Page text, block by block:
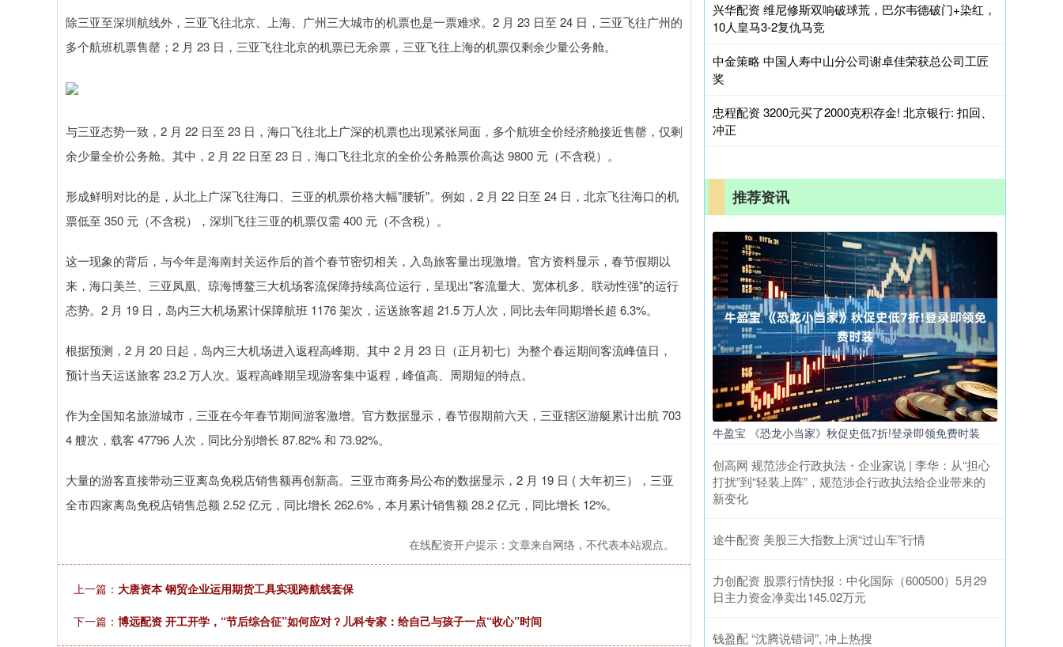
除三亚至深圳航线外，三亚飞往北京、上海、广州三大城市的机票也是一票难求。2 月 23 日至 24 日，三亚飞往广州的
多个航班机票售罄；2 月 23 日，三亚飞往北京的机票已无余票，三亚飞往上海的机票仅剩余少量公务舱。
与三亚态势一致，2 月 22 日至 23 日，海口飞往北上广深的机票也出现紧张局面，多个航班全价经济舱接近售罄，仅剩
余少量全价公务舱。其中，2 月 22 日至 23 日，海口飞往北京的全价公务舱票价高达 9800 元（不含税）。
形成鲜明对比的是，从北上广深飞往海口、三亚的机票价格大幅"腰斩"。例如，2 月 22 日至 24 日，北京飞往海口的机
票低至 350 元（不含税），深圳飞往三亚的机票仅需 400 元（不含税）。
这一现象的背后，与今年是海南封关运作后的首个春节密切相关，入岛旅客量出现激增。官方资料显示，春节假期以
来，海口美兰、三亚凤凰、琼海博鳌三大机场客流保障持续高位运行，呈现出"客流量大、宽体机多、联动性强"的运行
态势。2 月 19 日，岛内三大机场累计保障航班 1176 架次，运送旅客超 21.5 万人次，同比去年同期增长超 6.3%。
根据预测，2 月 20 日起，岛内三大机场进入返程高峰期。其中 2 月 23 日（正月初七）为整个春运期间客流峰值日，
预计当天运送旅客 23.2 万人次。返程高峰期呈现游客集中返程，峰值高、周期短的特点。
作为全国知名旅游城市，三亚在今年春节期间游客激增。官方数据显示，春节假期前六天，三亚辖区游艇累计出航 703
4 艘次，载客 47796 人次，同比分别增长 87.82% 和 73.92%。
大量的游客直接带动三亚离岛免税店销售额再创新高。三亚市商务局公布的数据显示，2 月 19 日 ( 大年初三），三亚
全市四家离岛免税店销售总额 2.52 亿元，同比增长 262.6%，本月累计销售额 28.2 亿元，同比增长 12%。
在线配资开户提示：文章来自网络，不代表本站观点。
上一篇： 大唐资本 钢贸企业运用期货工具实现跨航线套保
下一篇： 博远配资 开工开学，“节后综合征”如何应对？儿科专家：给自己与孩子一点“收心”时间
兴华配资 维尼修斯双响破球荒，巴尔韦德破门+染红，
10人皇马3-2复仇马竞
中金策略 中国人寿中山分公司谢卓佳荣获总公司工匠
奖
忠程配资 3200元买了2000克积存金! 北京银行: 扣回、
冲正
推荐资讯
牛盈宝 《恐龙小当家》秋促史低7折!登录即领免费时装
创高网 规范涉企行政执法・企业家说 | 李华：从“担心
打扰”到“轻装上阵”，规范涉企行政执法给企业带来的
新变化
途牛配资 美股三大指数上演“过山车”行情
力创配资 股票行情快报：中化国际（600500）5月29
日主力资金净卖出145.02万元
钱盈配 “沈腾说错词”, 冲上热搜